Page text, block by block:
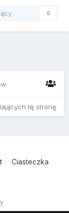
0
tę stronę.
Ciasteczka